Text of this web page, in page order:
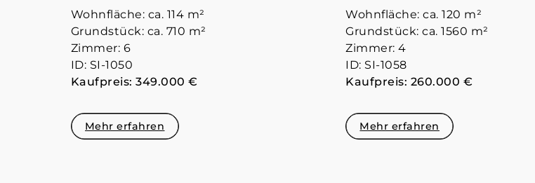
Wohnfläche: ca. 114 m²
Grundstück: ca. 710 m²
Zimmer: 6
ID: SI-1050
Kaufpreis: 349.000 €
Mehr erfahren
Wohnfläche: ca. 120 m²
Grundstück: ca. 1560 m²
Zimmer: 4
ID: SI-1058
Kaufpreis: 260.000 €
Mehr erfahren